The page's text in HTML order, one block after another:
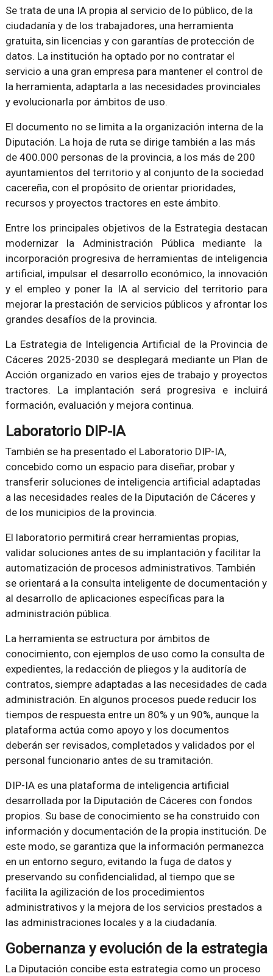
Se trata de una IA propia al servicio de lo público, de la
ciudadanía y de los trabajadores, una herramienta
gratuita, sin licencias y con garantías de protección de
datos. La institución ha optado por no contratar el
servicio a una gran empresa para mantener el control de
la herramienta, adaptarla a las necesidades provinciales
y evolucionarla por ámbitos de uso.
El documento no se limita a la organización interna de la
Diputación. La hoja de ruta se dirige también a las más
de 400.000 personas de la provincia, a los más de 200
ayuntamientos del territorio y al conjunto de la sociedad
cacereña, con el propósito de orientar prioridades,
recursos y proyectos tractores en este ámbito.
Entre los principales objetivos de la Estrategia destacan
modernizar la Administración Pública mediante la
incorporación progresiva de herramientas de inteligencia
artificial, impulsar el desarrollo económico, la innovación
y el empleo y poner la IA al servicio del territorio para
mejorar la prestación de servicios públicos y afrontar los
grandes desafíos de la provincia.
La Estrategia de Inteligencia Artificial de la Provincia de
Cáceres 2025-2030 se desplegará mediante un Plan de
Acción organizado en varios ejes de trabajo y proyectos
tractores. La implantación será progresiva e incluirá
formación, evaluación y mejora continua.
Laboratorio DIP-IA
También se ha presentado el Laboratorio DIP-IA,
concebido como un espacio para diseñar, probar y
transferir soluciones de inteligencia artificial adaptadas
a las necesidades reales de la Diputación de Cáceres y
de los municipios de la provincia.
El laboratorio permitirá crear herramientas propias,
validar soluciones antes de su implantación y facilitar la
automatización de procesos administrativos. También
se orientará a la consulta inteligente de documentación y
al desarrollo de aplicaciones específicas para la
administración pública.
La herramienta se estructura por ámbitos de
conocimiento, con ejemplos de uso como la consulta de
expedientes, la redacción de pliegos y la auditoría de
contratos, siempre adaptadas a las necesidades de cada
administración. En algunos procesos puede reducir los
tiempos de respuesta entre un 80% y un 90%, aunque la
plataforma actúa como apoyo y los documentos
deberán ser revisados, completados y validados por el
personal funcionario antes de su tramitación.
DIP-IA es una plataforma de inteligencia artificial
desarrollada por la Diputación de Cáceres con fondos
propios. Su base de conocimiento se ha construido con
información y documentación de la propia institución. De
este modo, se garantiza que la información permanezca
en un entorno seguro, evitando la fuga de datos y
preservando su confidencialidad, al tiempo que se
facilita la agilización de los procedimientos
administrativos y la mejora de los servicios prestados a
las administraciones locales y a la ciudadanía.
Gobernanza y evolución de la estrategia
La Diputación concibe esta estrategia como un proceso